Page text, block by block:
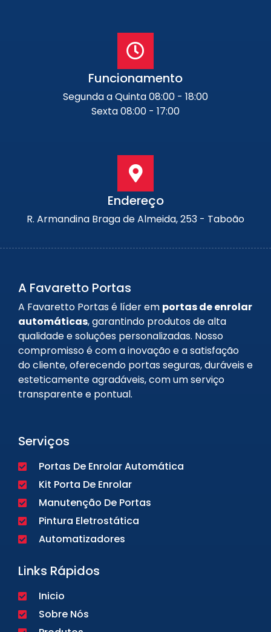
Funcionamento
Segunda a Quinta 08:00 - 18:00
Sexta 08:00 - 17:00
Endereço
R. Armandina Braga de Almeida, 253 - Taboão
A Favaretto Portas
A Favaretto Portas é líder em portas de enrolar
automáticas, garantindo produtos de alta
qualidade e soluções personalizadas. Nosso
compromisso é com a inovação e a satisfação
do cliente, oferecendo portas seguras, duráveis e
esteticamente agradáveis, com um serviço
transparente e pontual.
Serviços
Portas De Enrolar Automática
Kit Porta De Enrolar
Manutenção De Portas
Pintura Eletrostática
Automatizadores
Links Rápidos
Inicio
Sobre Nós